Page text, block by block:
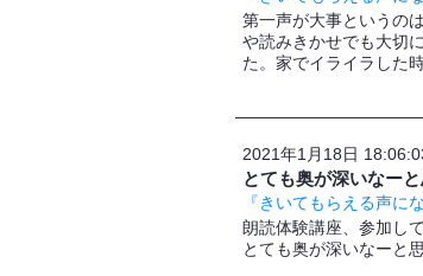
第一声が大事というの
や読みきかせでも大切
た。家でイライラした
2021年1月18日
とても奥が深いなー
『きいてもらえる声に
朗読体験講座、参加し
とても奥が深いなーと